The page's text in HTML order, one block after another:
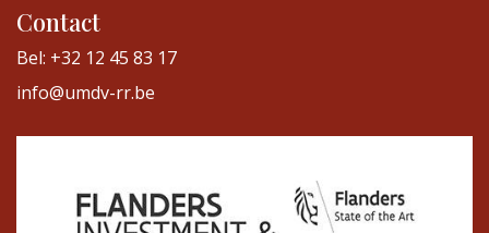
Contact
Bel: +32 12 45 83 17
info@umdv-rr.be